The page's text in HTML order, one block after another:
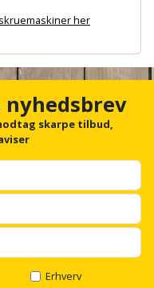
her
skarpe tilbud,
Erhverv